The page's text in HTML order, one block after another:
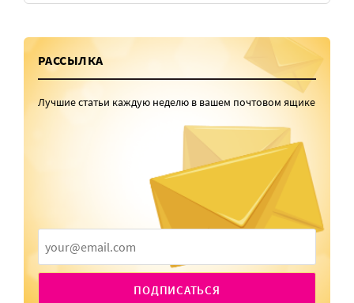
РАССЫЛКА
Лучшие статьи каждую неделю в вашем почтовом ящике
ПОДПИСАТЬСЯ